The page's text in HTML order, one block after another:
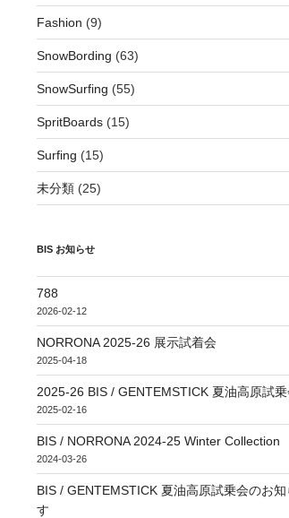
Fashion (9)
SnowBording (63)
SnowSurfing (55)
SpritBoards(15)
Surfing (15)
未分類(25)
BIS お知らせ
788
2026-02-12
NORRONA 2025-26 展示試着会
2025-04-18
2025-26 BIS / GENTEMSTICK 夏油高原試
2025-02-16
BIS / NORRONA 2024-25 Winter Collection
2024-03-26
BIS / GENTEMSTICK 夏油高原試乗会のお
す